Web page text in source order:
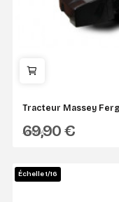
Tracteur Massey
JAMARA
69,90 €
Échelle 1/16